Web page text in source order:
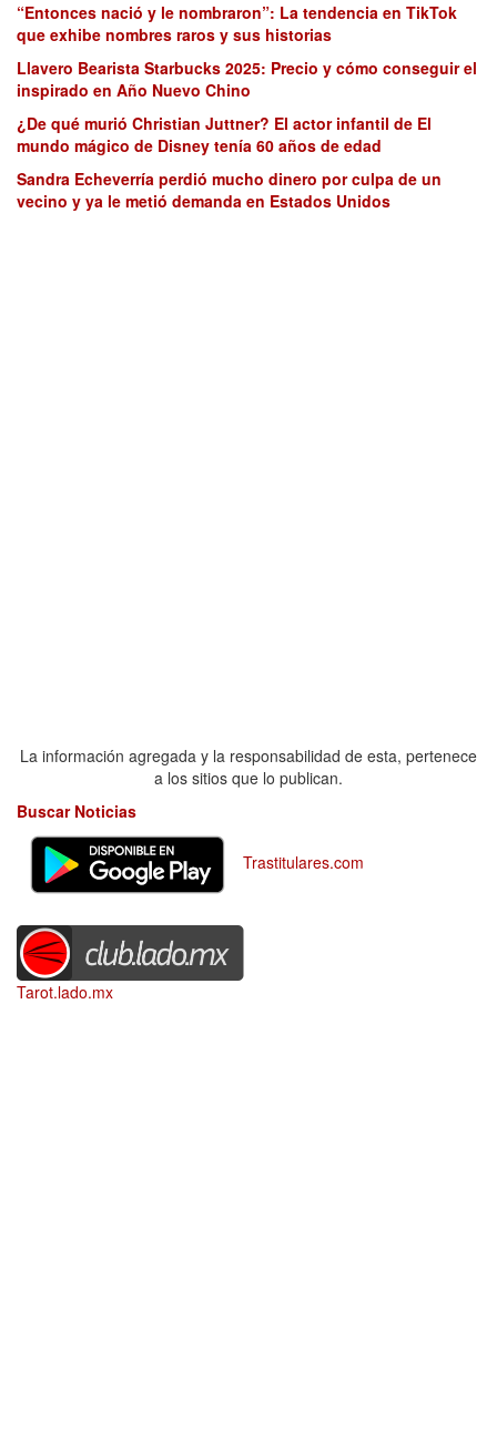
“Entonces nació y le nombraron”: La tendencia en TikTok
que exhibe nombres raros y sus historias
Llavero Bearista Starbucks 2025: Precio y cómo conseguir el
inspirado en Año Nuevo Chino
¿De qué murió Christian Juttner? El actor infantil de El
mundo mágico de Disney tenía 60 años de edad
Sandra Echeverría perdió mucho dinero por culpa de un
vecino y ya le metió demanda en Estados Unidos
La información agregada y la responsabilidad de esta, pertenece
a los sitios que lo publican.
Buscar Noticias
Trastitulares.com
Tarot.lado.mx